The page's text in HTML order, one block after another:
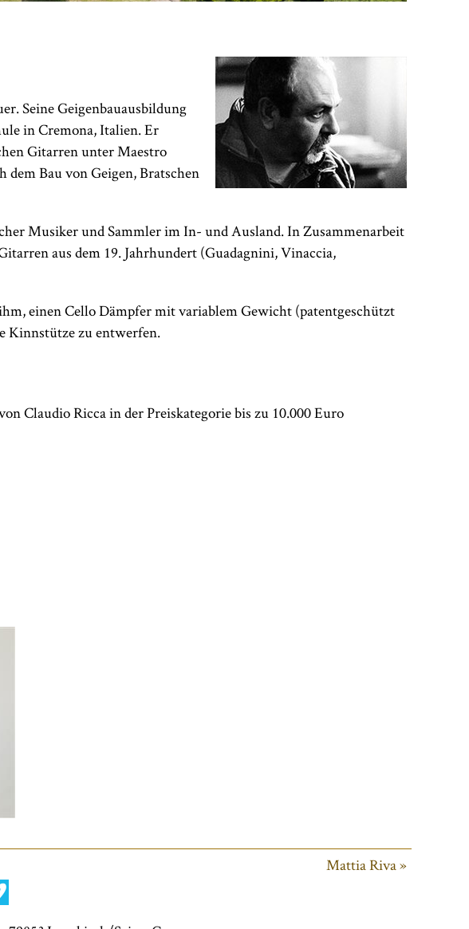
Seine Geigenbauausbildung
in Cremona, Italien. Er
Gitarren unter Maestro
Bau von Geigen, Bratschen
Musiker und Sammler im In- und Ausland. In Zusammenarbeit
aus dem 19. Jahrhundert (Guadagnini, Vinaccia,
einen Cello Dämpfer mit variablem Gewicht (patentgeschützt
Kinnstütze zu entwerfen.
Claudio Ricca in der Preiskategorie bis zu 10.000 Euro
Mattia Riva »